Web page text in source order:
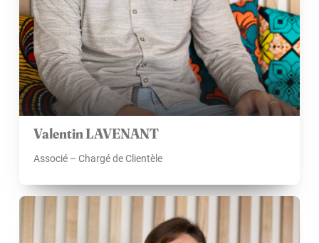
Valentin LAVENANT
Associé – Chargé de Clientèle